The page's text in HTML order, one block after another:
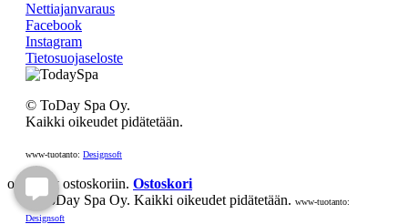
Nettiajanvaraus
Facebook
Instagram
Tietosuojaseloste
© ToDay Spa Oy.
Kaikki oikeudet pidätetään.
www-tuotanto: Designsoft
© ToDay Spa Oy. Kaikki oikeudet pidätetään. www-tuotanto:
Designsoft
on lisätty ostoskoriin. Ostoskori